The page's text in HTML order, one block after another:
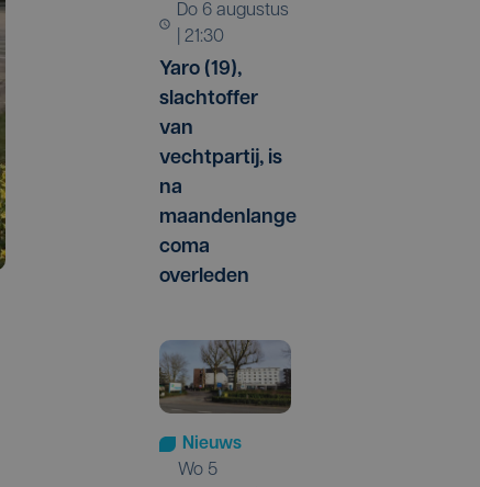
do 6 augustus
| 21:30
Yaro (19),
slachtoffer
van
vechtpartij, is
na
maandenlange
coma
overleden
Nieuws
wo 5